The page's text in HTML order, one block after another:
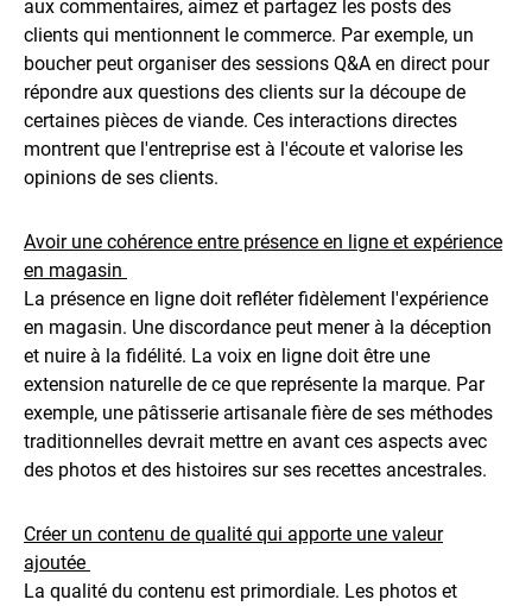
aux commentaires, aimez et partagez les posts des
clients qui mentionnent le commerce. Par exemple, un
boucher peut organiser des sessions Q&A en direct pour
répondre aux questions des clients sur la découpe de
certaines pièces de viande. Ces interactions directes
montrent que l'entreprise est à l'écoute et valorise les
opinions de ses clients.
Avoir une cohérence entre présence en ligne et expérience
en magasin
La présence en ligne doit refléter fidèlement l'expérience
en magasin. Une discordance peut mener à la déception
et nuire à la fidélité. La voix en ligne doit être une
extension naturelle de ce que représente la marque. Par
exemple, une pâtisserie artisanale fière de ses méthodes
traditionnelles devrait mettre en avant ces aspects avec
des photos et des histoires sur ses recettes ancestrales.
Créer un contenu de qualité qui apporte une valeur
ajoutée
La qualité du contenu est primordiale. Les photos et